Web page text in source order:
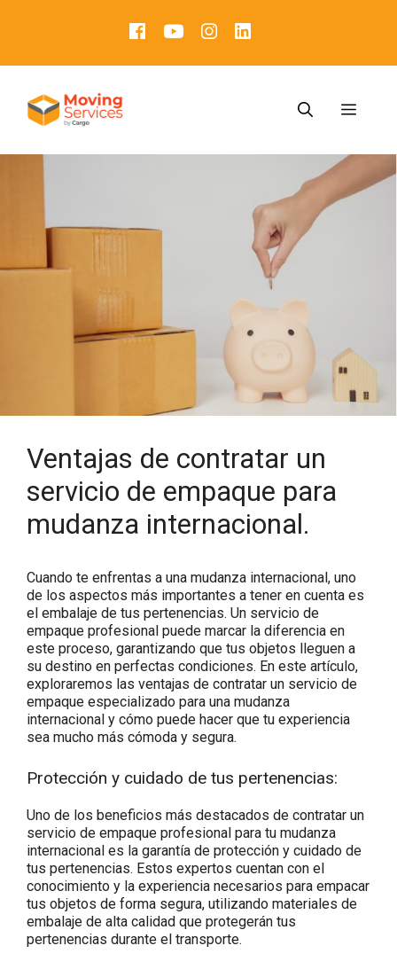
Ventajas de contratar un
servicio de empaque para
mudanza internacional.
Cuando te enfrentas a una mudanza internacional, uno
de los aspectos más importantes a tener en cuenta es
el embalaje de tus pertenencias. Un servicio de
empaque profesional puede marcar la diferencia en
este proceso, garantizando que tus objetos lleguen a
su destino en perfectas condiciones. En este artículo,
exploraremos las ventajas de contratar un servicio de
empaque especializado para una mudanza
internacional y cómo puede hacer que tu experiencia
sea mucho más cómoda y segura.
Protección y cuidado de tus pertenencias:
Uno de los beneficios más destacados de contratar un
servicio de empaque profesional para tu mudanza
internacional es la garantía de protección y cuidado de
tus pertenencias. Estos expertos cuentan con el
conocimiento y la experiencia necesarios para empacar
tus objetos de forma segura, utilizando materiales de
embalaje de alta calidad que protegerán tus
pertenencias durante el transporte.